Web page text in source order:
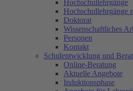
Hochschullehrgänge
Hochschullehrgänge
Doktorat
Wissenschaftliches
Personen
Kontakt
Schulentwicklung und
Online-Beratung
Aktuelle Angebote
Induktionsphase